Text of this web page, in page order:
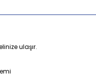
ulaşır.